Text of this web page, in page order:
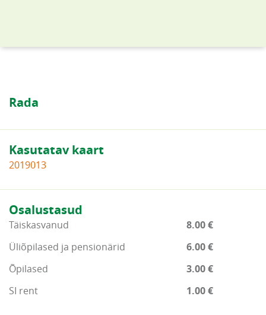
Rada
Kasutatav kaart
2019013
Osalustasud
Täiskasvanud
8.00 €
Üliõpilased ja pensionärid
6.00 €
Õpilased
3.00 €
SI rent
1.00 €